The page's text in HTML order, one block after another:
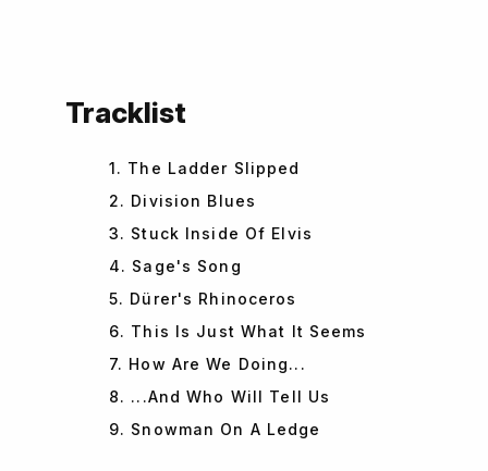
Tracklist
1. The Ladder Slipped
2. Division Blues
3. Stuck Inside Of Elvis
4. Sage's Song
5. Dürer's Rhinoceros
6. This Is Just What It Seems
7. How Are We Doing...
8. ...And Who Will Tell Us
9. Snowman On A Ledge